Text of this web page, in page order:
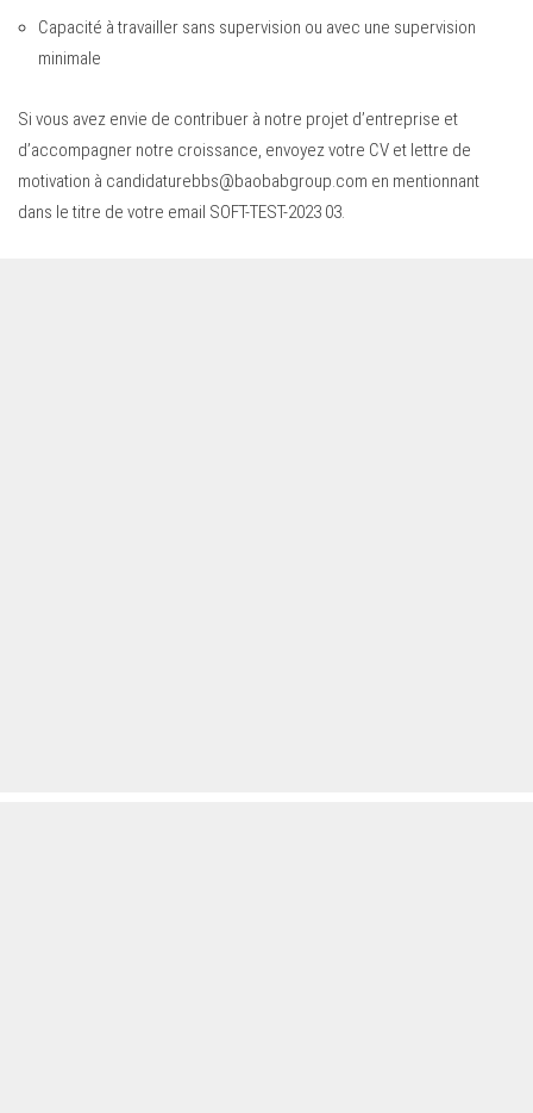
Capacité à travailler sans supervision ou avec une supervision
minimale
Si vous avez envie de contribuer à notre projet d’entreprise et
d’accompagner notre croissance, envoyez votre CV et lettre de
motivation à candidaturebbs@baobabgroup.com en mentionnant
dans le titre de votre email SOFT-TEST-2023 03.